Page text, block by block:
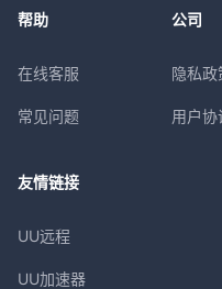
帮助
在线客服
常见问题
公司
隐私政
用户协
友情链接
UU远程
UU加速器